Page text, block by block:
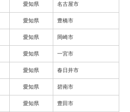
愛知県 名古屋市
愛知県 豊橋市
愛知県 岡崎市
愛知県 一宮市
愛知県 春日井市
愛知県 碧南市
愛知県 豊田市